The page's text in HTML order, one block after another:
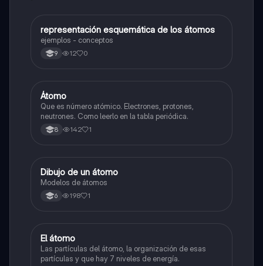
Biologia
representación esquemática de los átomos
ejemplos - conceptos
9 12 0
Biologia
Átomo
Que es número atómico. Electrones, protones,
neutrones. Como leerlo en la tabla periódica.
8 142 1
Biologia
Dibujo de un átomo
Modelos de átomos
6 198 1
Biologia
El átomo
Las partículas del átomo, la organización de esas
partículas y que hay 7 niveles de energía.